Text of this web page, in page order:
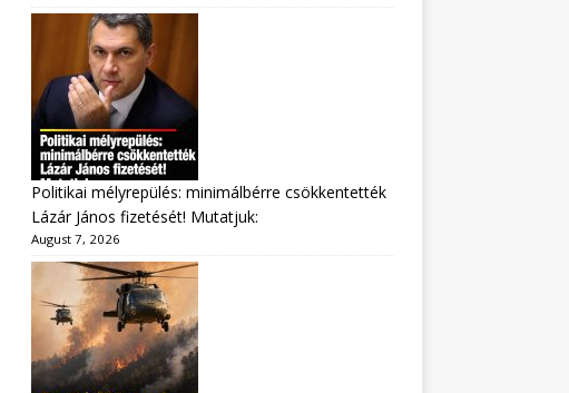
Politikai mélyrepülés: minimálbérre csökkentették
Lázár János fizetését! Mutatjuk:
August 7, 2026